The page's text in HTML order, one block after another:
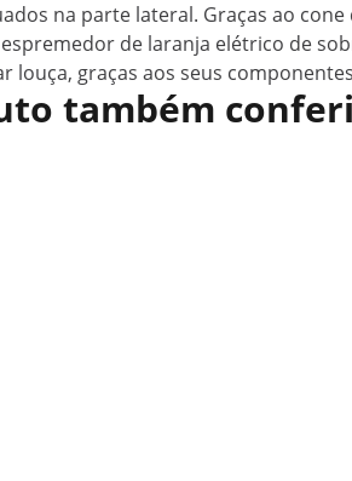
na parte lateral. Graças ao
de laranja elétrico de
graças aos seus
também